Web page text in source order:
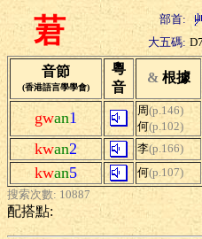
莙 部首:
大五碼:
音節
(香港語言學學會)
粵
音
& 根據
gwan1 周(p.146)
何(p.102)
kwan2 李(p.166)
kwan5 何(p.107)
搜索次數: 10887
配搭點: